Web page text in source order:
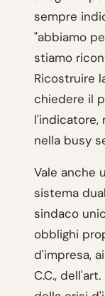
sempre
"abbiamo
stiamo
Ricostruire
chiedere il
l'indicatore,
nella busy
Vale anche
sistema
sindaco
obblighi
d'impresa,
C.C.,